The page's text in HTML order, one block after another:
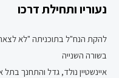
נעוריו ותחילת דרכו
בשורה השנייה
איינשטיין נולד, גדל והתחנך